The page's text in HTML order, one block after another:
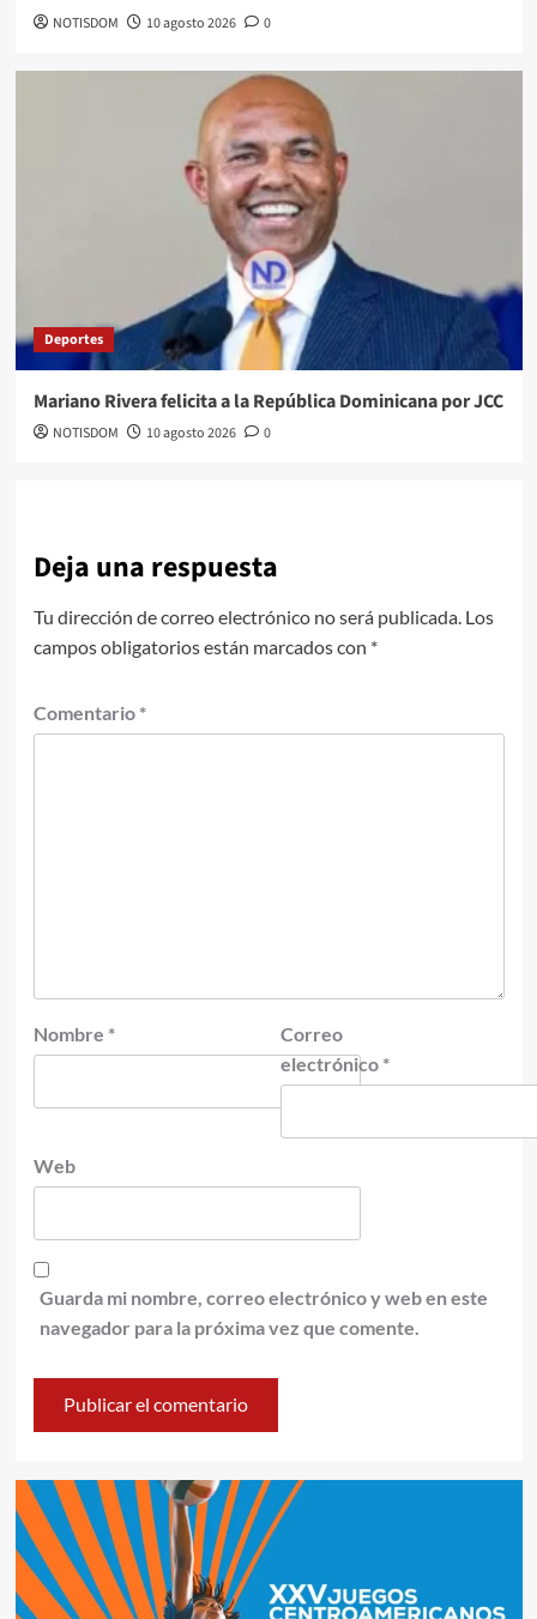
NOTISDOM 10 agosto 2026 0
Deportes
Mariano Rivera felicita a la República Dominicana por JCC
NOTISDOM 10 agosto 2026 0
Deja una respuesta
Tu dirección de correo electrónico no será publicada. Los
campos obligatorios están marcados con *
Comentario *
Nombre *
Correo
electrónico *
Web
Guarda mi nombre, correo electrónico y web en este
navegador para la próxima vez que comente.